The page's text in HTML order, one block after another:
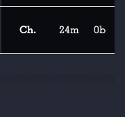
Ch. 24m 0b